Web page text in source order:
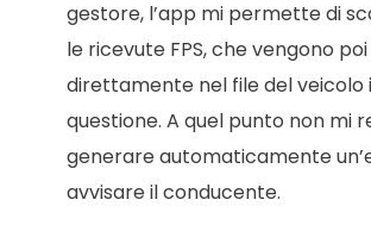
gestore, l’app mi permette di
le ricevute FPS, che vengono
direttamente nel file del veicolo
questione. A quel punto non mi
generare automaticamente
avvisare il conducente.